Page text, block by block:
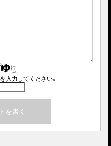
入力してください。